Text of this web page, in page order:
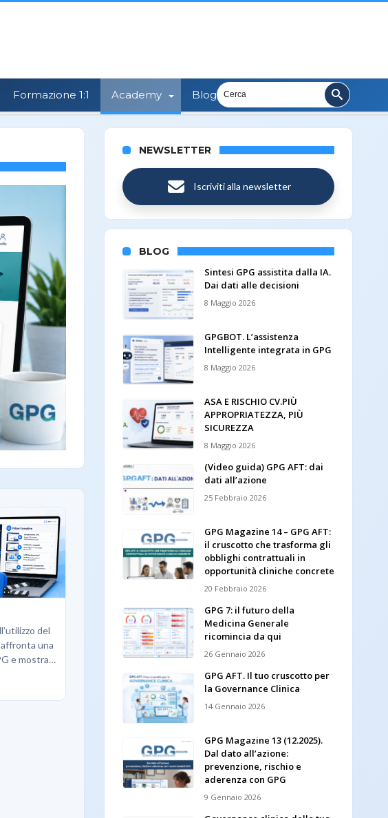
Formazione 1:1 Academy Blog
del
una
e mostra
NEWSLETTER
Iscriviti alla newsletter
BLOG
Sintesi GPG assistita dalla IA.
Dai dati alle decisioni
8 Maggio 2026
GPGBOT. L’assistenza
Intelligente integrata in GPG
8 Maggio 2026
ASA E RISCHIO CV.PIÙ
APPROPRIATEZZA, PIÙ
SICUREZZA
8 Maggio 2026
(Video guida) GPG AFT: dai
dati all’azione
25 Febbraio 2026
GPG Magazine 14 – GPG AFT:
il cruscotto che trasforma gli
obblighi contrattuali in
opportunità cliniche concrete
20 Febbraio 2026
GPG 7: il futuro della
Medicina Generale
ricomincia da qui
26 Gennaio 2026
GPG AFT. Il tuo cruscotto per
la Governance Clinica
14 Gennaio 2026
GPG Magazine 13 (12.2025).
Dal dato all’azione:
prevenzione, rischio e
aderenza con GPG
9 Gennaio 2026